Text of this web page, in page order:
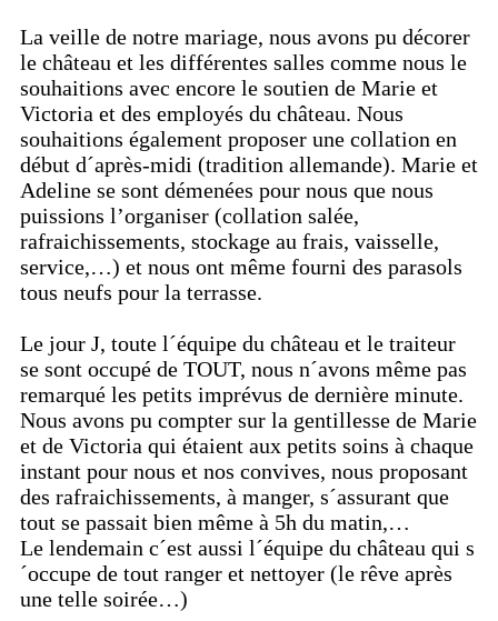
La veille de notre mariage, nous avons pu décorer
le château et les différentes salles comme nous le
souhaitions avec encore le soutien de Marie et
Victoria et des employés du château. Nous
souhaitions également proposer une collation en
début d´après-midi (tradition allemande). Marie et
Adeline se sont démenées pour nous que nous
puissions l’organiser (collation salée,
rafraichissements, stockage au frais, vaisselle,
service,…) et nous ont même fourni des parasols
tous neufs pour la terrasse.
Le jour J, toute l´équipe du château et le traiteur
se sont occupé de TOUT, nous n´avons même pas
remarqué les petits imprévus de dernière minute.
Nous avons pu compter sur la gentillesse de Marie
et de Victoria qui étaient aux petits soins à chaque
instant pour nous et nos convives, nous proposant
des rafraichissements, à manger, s´assurant que
tout se passait bien même à 5h du matin,…
Le lendemain c´est aussi l´équipe du château qui s
´occupe de tout ranger et nettoyer (le rêve après
une telle soirée…)